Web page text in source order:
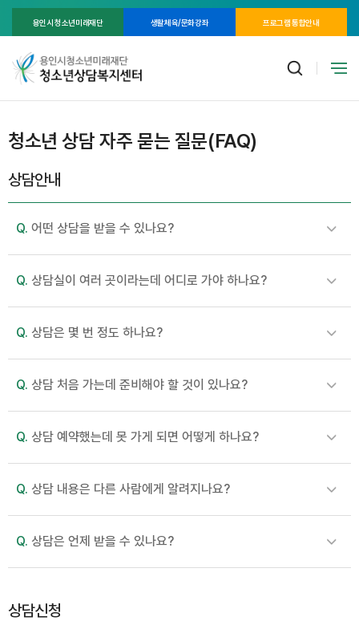
용인시 청소년미래재단 생활체육/문화강좌 프로그램 통합안내
청소년 상담 자주 묻는 질문(FAQ)
상담안내
Q. 어떤 상담을 받을 수 있나요?
Q. 상담실이 여러 곳이라는데 어디로 가야 하나요?
Q. 상담은 몇 번 정도 하나요?
Q. 상담 처음 가는데 준비해야 할 것이 있나요?
Q. 상담 예약했는데 못 가게 되면 어떻게 하나요?
Q. 상담 내용은 다른 사람에게 알려지나요?
Q. 상담은 언제 받을 수 있나요?
상담신청